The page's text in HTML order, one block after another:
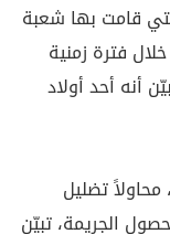
قامت بها شعبة
فترة زمنية
أنه أحد أولاد
محاولاً تضليل
الجريمة، تبيّن